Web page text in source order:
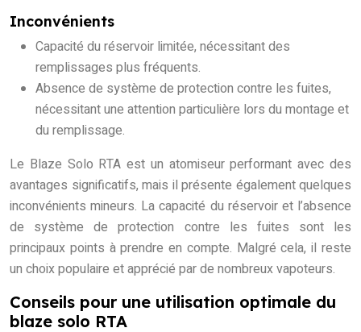
Inconvénients
Capacité du réservoir limitée, nécessitant des
remplissages plus fréquents.
Absence de système de protection contre les fuites,
nécessitant une attention particulière lors du montage et
du remplissage.
Le Blaze Solo RTA est un atomiseur performant avec des
avantages significatifs, mais il présente également quelques
inconvénients mineurs. La capacité du réservoir et l’absence
de système de protection contre les fuites sont les
principaux points à prendre en compte. Malgré cela, il reste
un choix populaire et apprécié par de nombreux vapoteurs.
Conseils pour une utilisation optimale du
blaze solo RTA